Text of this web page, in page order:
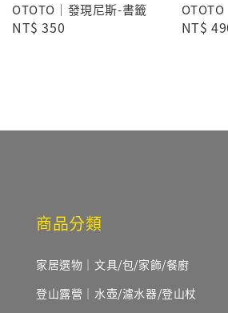
OTOTO｜發現尼斯-書籤
Regular
NT$ 350 NT$
商品分類
家居選物｜文具/包/家飾/餐廚
登山露營｜水壺/濾水器/登山杖